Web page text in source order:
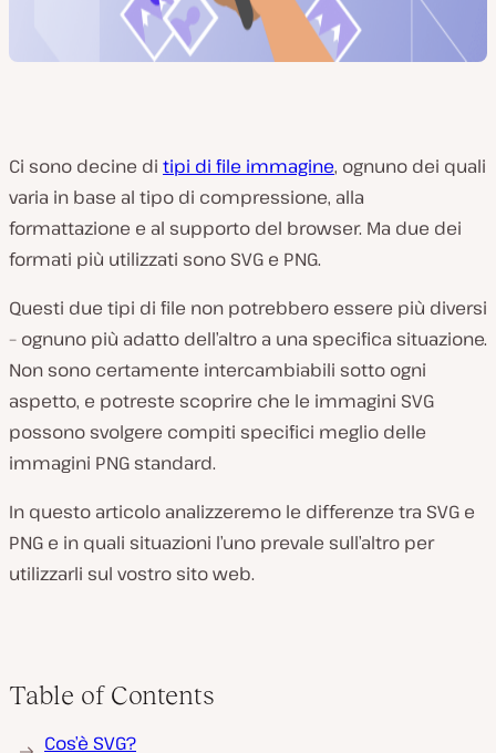
Ci sono decine di tipi di file immagine, ognuno dei quali
varia in base al tipo di compressione, alla
formattazione e al supporto del browser. Ma due dei
formati più utilizzati sono SVG e PNG.
Questi due tipi di file non potrebbero essere più diversi
– ognuno più adatto dell’altro a una specifica situazione.
Non sono certamente intercambiabili sotto ogni
aspetto, e potreste scoprire che le immagini SVG
possono svolgere compiti specifici meglio delle
immagini PNG standard.
In questo articolo analizzeremo le differenze tra SVG e
PNG e in quali situazioni l’uno prevale sull’altro per
utilizzarli sul vostro sito web.
Table of Contents
Cos’è SVG?